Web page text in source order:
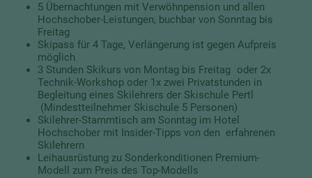
5 Übernachtungen mit Verwöhnpension und allen
Hochschober-Leistungen, buchbar von Sonntag bis
Freitag
Skipass für 4 Tage, Verlängerung ist gegen Aufpreis
möglich
3 Stunden Skikurs von Montag bis Freitag oder 2x
Technik-Workshop oder 1x zwei Privatstunden in
Begleitung eines Skilehrers der Skischule Pertl
(Mindestteilnehmer Skischule 5 Personen)
Skilehrer-Stammtisch am Sonntag im Hotel
Hochschober mit Insider-Tipps von den erfahrenen
Skilehrern
Leihausrüstung zu Sonderkonditionen Premium-
Modell zum Preis des Top-Modells